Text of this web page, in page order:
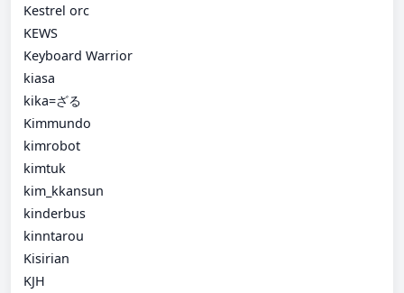
Kestrel orc
KEWS
Keyboard Warrior
kiasa
kika=ざる
Kimmundo
kimrobot
kimtuk
kim_kkansun
kinderbus
kinntarou
Kisirian
KJH